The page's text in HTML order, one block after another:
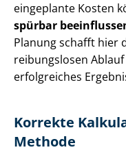
eingeplante Kosten
spürbar
Planung schafft hier
reibungslosen
erfolgreiches
Korrekte
Methode